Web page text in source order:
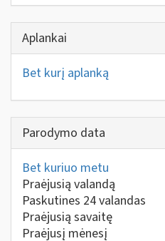
Aplankai
Bet kurį aplanką
Parodymo data
Bet kuriuo metu
Praėjusią valandą
Paskutines 24 valandas
Praėjusią savaitę
Praėjusį mėnesį